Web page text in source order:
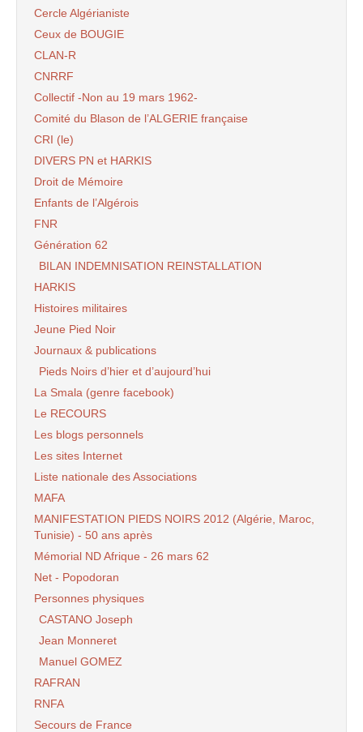
Cercle Algérianiste
Ceux de BOUGIE
CLAN-R
CNRRF
Collectif -Non au 19 mars 1962-
Comité du Blason de l’ALGERIE française
CRI (le)
DIVERS PN et HARKIS
Droit de Mémoire
Enfants de l’Algérois
FNR
Génération 62
BILAN INDEMNISATION REINSTALLATION
HARKIS
Histoires militaires
Jeune Pied Noir
Journaux & publications
Pieds Noirs d’hier et d’aujourd’hui
La Smala (genre facebook)
Le RECOURS
Les blogs personnels
Les sites Internet
Liste nationale des Associations
MAFA
MANIFESTATION PIEDS NOIRS 2012 (Algérie, Maroc,
Tunisie) - 50 ans après
Mémorial ND Afrique - 26 mars 62
Net - Popodoran
Personnes physiques
CASTANO Joseph
Jean Monneret
Manuel GOMEZ
RAFRAN
RNFA
Secours de France